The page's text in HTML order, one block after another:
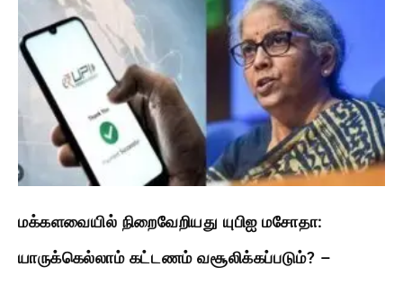
மக்களவையில் நிறைவேறியது யுபிஐ மசோதா:
யாருக்கெல்லாம் கட்டணம் வசூலிக்கப்படும்? –